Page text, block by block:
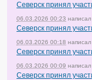
Северск принял
06.03.2026 00:23 написал
Северск принял
06.03.2026 00:18 написал
Северск принял
06.03.2026 00:09 написал
Северск принял